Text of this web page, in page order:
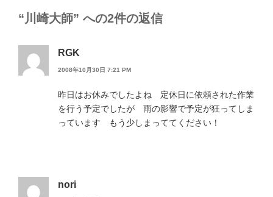
ー
“川崎大師” への2件の返信
RGK
2008年10月30日 7:21 PM
昨日はお休みでしたよね 定休日に依頼された作業
を行う予定でしたが 雨の影響で予定が狂ってしま
っています もう少しまっててください！
nori